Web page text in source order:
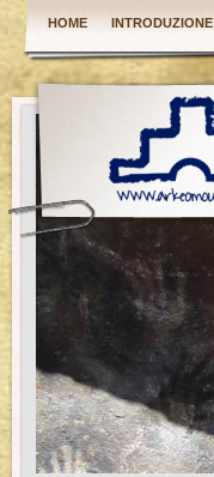
HOME INTRODUZIONE